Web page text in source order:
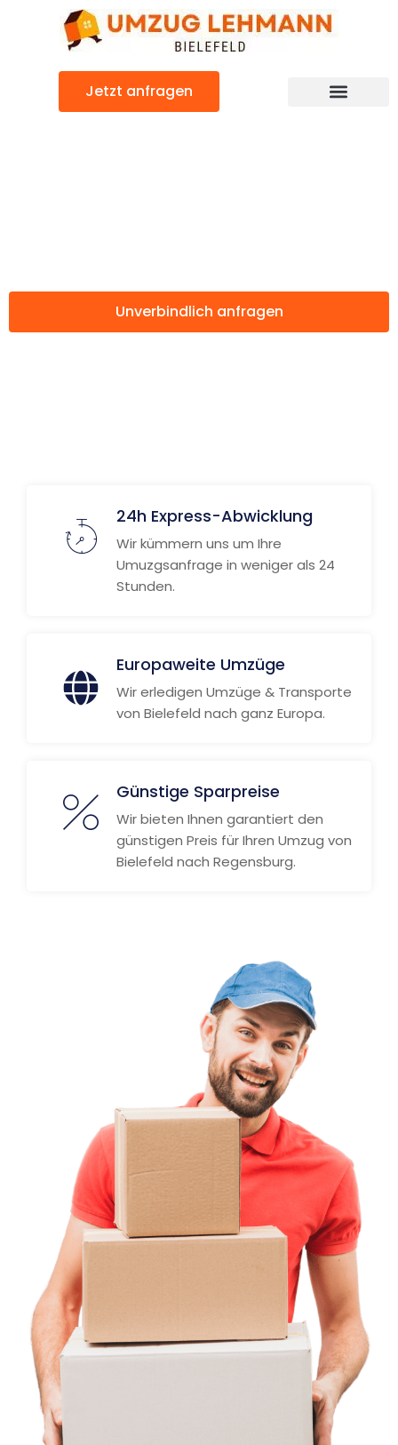
Jetzt anfragen
Unverbindlich anfragen
24h Express-Abwicklung
Wir kümmern uns um Ihre
Umuzgsanfrage in weniger als 24
Stunden.
Europaweite Umzüge
Wir erledigen Umzüge & Transporte
von Bielefeld nach ganz Europa.
Günstige Sparpreise
Wir bieten Ihnen garantiert den
günstigen Preis für Ihren Umzug von
Bielefeld nach Regensburg.